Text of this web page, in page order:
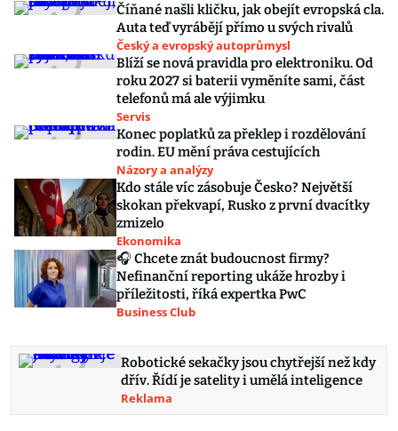
Číňané našli kličku, jak obejít evropská cla.
Auta teď vyrábějí přímo u svých rivalů
Český a evropský autoprůmysl
Blíží se nová pravidla pro elektroniku. Od
roku 2027 si baterii vyměníte sami, část
telefonů má ale výjimku
Servis
Konec poplatků za překlep i rozdělování
rodin. EU mění práva cestujících
Názory a analýzy
Kdo stále víc zásobuje Česko? Největší
skokan překvapí, Rusko z první dvacítky
zmizelo
Ekonomika
🎧 Chcete znát budoucnost firmy?
Nefinanční reporting ukáže hrozby i
příležitosti, říká expertka PwC
Business Club
Robotické sekačky jsou chytřejší než kdy
dřív. Řídí je satelity i umělá inteligence
Reklama